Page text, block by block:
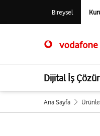
Bireysel
Dijital İş
Ana Sayfa